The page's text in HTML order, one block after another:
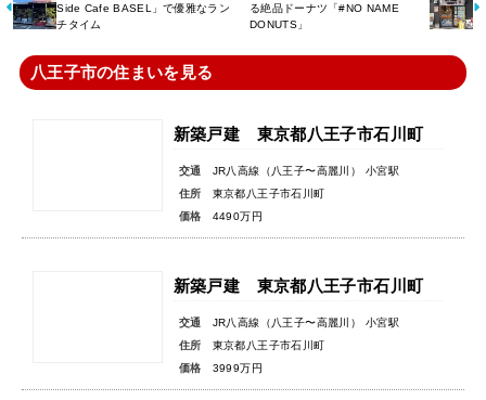
Side Cafe BASEL」で優雅なラン
チタイム
る絶品ドーナツ「​​#NO NAME
DONUTS」
八王子市の住まいを見る
新築戸建 東京都八王子市石川町
交通
JR八高線（八王子〜高麗川） 小宮駅
住所
東京都八王子市石川町
価格
4490万円
新築戸建 東京都八王子市石川町
交通
JR八高線（八王子〜高麗川） 小宮駅
住所
東京都八王子市石川町
価格
3999万円